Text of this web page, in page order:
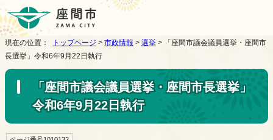
現在の位置： トップページ > 市政情報 > 選挙 > 「座間市議会議員選挙・座間市
長選挙」令和6年9月22日執行
「座間市議会議員選挙・座間市長選挙」
令和6年9月22日執行